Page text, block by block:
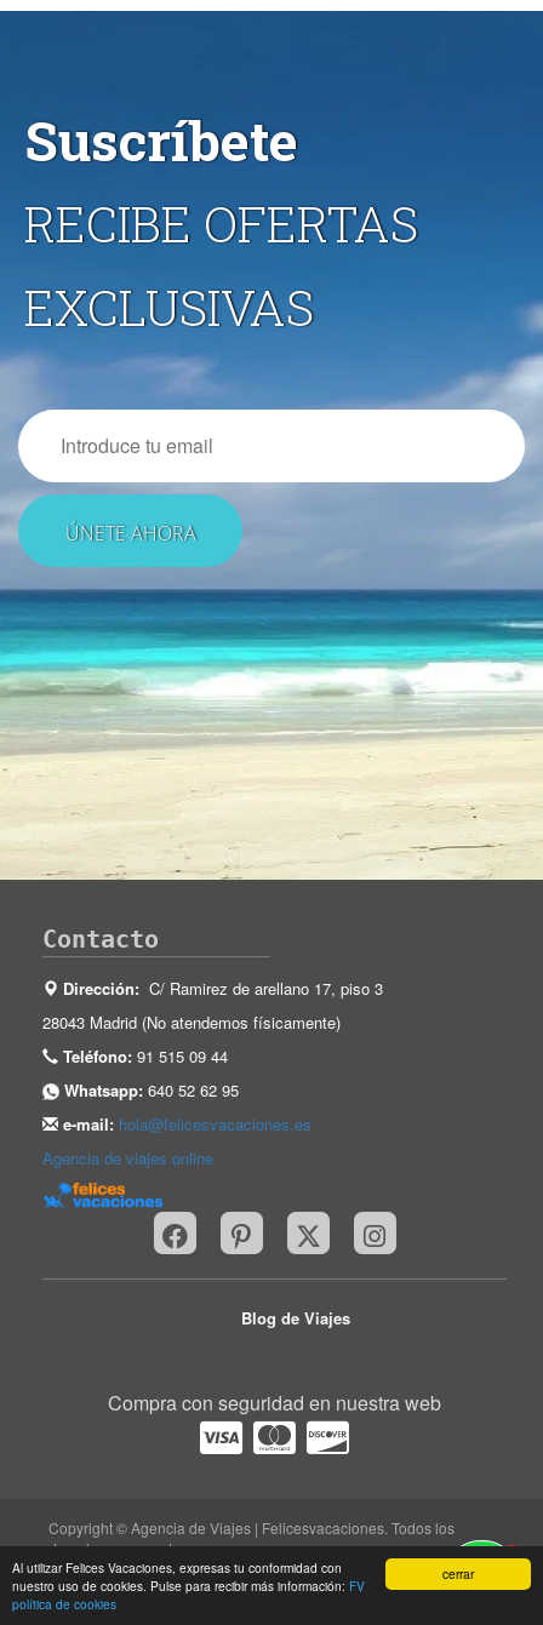
cerrar
Al utilizar Felices Vacaciones, expresas tu conformidad con
nuestro uso de cookies. Pulse para recibir más información: FV
política de cookies
Suscríbete
RECIBE OFERTAS
EXCLUSIVAS
Email
Contacto
Dirección: C/ Ramirez de arellano 17, piso 3
28043 Madrid (No atendemos físicamente)
Teléfono: 91 515 09 44
Whatsapp: 640 52 62 95
e-mail: hola@felicesvacaciones.es
Agencia de viajes online
Blog de Viajes
Compra con seguridad en nuestra web
Copyright © Agencia de Viajes | Felicesvacaciones. Todos los
derechos reservados.
trabaja con nosotros|quiénes somos| Aviso legal
|
protección de datos|contacto
1